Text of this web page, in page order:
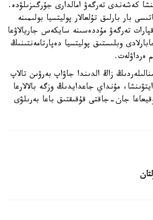
كەشەندى تەرگەۋ امالدارى جۇرگىزىلۋدە.
بار بارلىق تۇلعالار پوليتسيا بولىمىنە
تەرگەۋ مۇددەسىنە سايكەس جاريالاۋعا
وبلىستىق پوليتسيا دەپارتامەنتىنىڭ
ەرداۋلەت.
زاڭ الدىندا جاۋاپ بەرۋىن تالاپ
مۇنداي جاعدايدىڭ وزگە بالالارعا
جان-جاقتى قۇقىقتىق باعا بەرىلۋى